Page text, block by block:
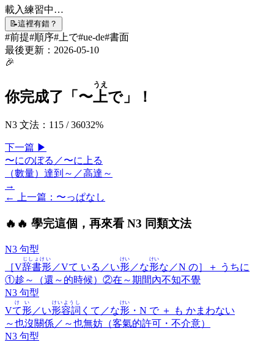
載入練習中…
📝這裡有錯？
#前提#順序# 上で#ue-de#書面
最後更新： 2026-05-10
🎉
你完成了「 〜上
うえ
で」！
N3 文法 ： 115 /36032%
下一篇 ▶
〜にのぼる／〜に上る
（數量）達到～／高達～
→
← 上一篇 ： 〜っぱなし
🔥 🔥 學完這個，再來看 N3 同類文法
N3 句型
［V辞書形
じしょけい
／Vて いる／い形
けい
／な形
けい
な／N の］＋ うちに
①趁～（還～的時候）②在～期間內不知不覺
N3 句型
Vて形
けい
／い形容詞
けいようし
くて／な形
けい
・N で ＋ も かまわない
～也沒關係／～也無妨（客氣的許可・不介意）
N3 句型